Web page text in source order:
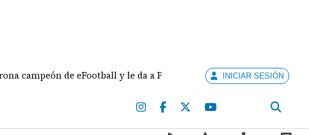
de eFootball y le da a Panamá su sexta medalla de oro en Santo
INICIAR SESIÓN